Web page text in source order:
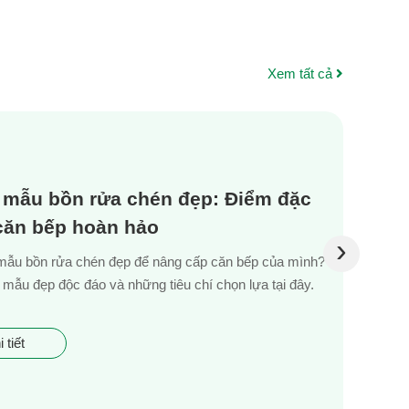
Xem tất cả
bồn rửa chén đẹp: Điểm đặc
bếp hoàn hảo
bồn rửa chén đẹp để nâng cấp căn bếp của mình?
đẹp độc đáo và những tiêu chí chọn lựa tại đây.
tiết
›